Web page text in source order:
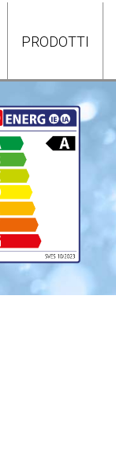
PRODOTTI